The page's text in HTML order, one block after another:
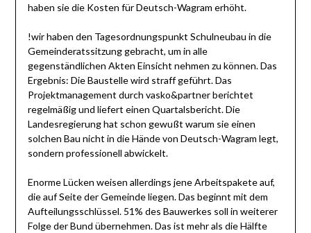
haben sie die Kosten für Deutsch-Wagram erhöht.
!wir haben den Tagesordnungspunkt Schulneubau in die
Gemeinderatssitzung gebracht, um in alle
gegenständlichen Akten Einsicht nehmen zu können. Das
Ergebnis: Die Baustelle wird straff geführt. Das
Projektmanagement durch vasko&partner berichtet
regelmäßig und liefert einen Quartalsbericht. Die
Landesregierung hat schon gewußt warum sie einen
solchen Bau nicht in die Hände von Deutsch-Wagram legt,
sondern professionell abwickelt.
Enorme Lücken weisen allerdings jene Arbeitspakete auf,
die auf Seite der Gemeinde liegen. Das beginnt mit dem
Aufteilungsschlüssel. 51% des Bauwerkes soll in weiterer
Folge der Bund übernehmen. Das ist mehr als die Hälfte